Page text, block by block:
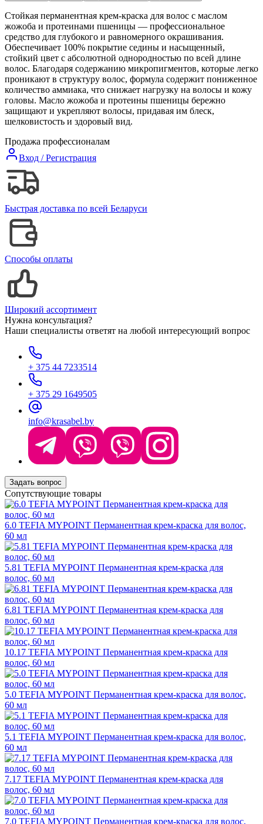
Стойкая перманентная крем-краска для волос с маслом
жожоба и протеинами пшеницы — профессиональное
средство для глубокого и равномерного окрашивания.
Обеспечивает 100% покрытие седины и насыщенный,
стойкий цвет с абсолютной однородностью по всей длине
волос. Благодаря содержанию микропигментов, которые легко
проникают в структуру волос, формула содержит пониженное
количество аммиака, что снижает нагрузку на волосы и кожу
головы. Масло жожоба и протеины пшеницы бережно
защищают и укрепляют волосы, придавая им блеск,
шелковистость и здоровый вид.
Продажа профессионалам
Вход / Регистрация
Быстрая доставка по всей Беларуси
Способы оплаты
Широкий ассортимент
Нужна консультация?
Наши специалисты ответят на любой интересующий вопрос
+ 375 44 7233514
+ 375 29 1649505
info@krasabel.by
Задать вопрос
Сопутствующие товары
6.0 TEFIA MYPOINT Перманентная крем-краска для волос,
60 мл
5.81 TEFIA MYPOINT Перманентная крем-краска для
волос, 60 мл
6.81 TEFIA MYPOINT Перманентная крем-краска для
волос, 60 мл
10.17 TEFIA MYPOINT Перманентная крем-краска для
волос, 60 мл
5.0 TEFIA MYPOINT Перманентная крем-краска для волос,
60 мл
5.1 TEFIA MYPOINT Перманентная крем-краска для волос,
60 мл
7.17 TEFIA MYPOINT Перманентная крем-краска для
волос, 60 мл
7.0 TEFIA MYPOINT Перманентная крем-краска для волос,